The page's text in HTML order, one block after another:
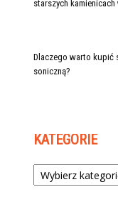
starszych
Dlaczego warto kupić
soniczną?
KATEGORIE
Kategorie